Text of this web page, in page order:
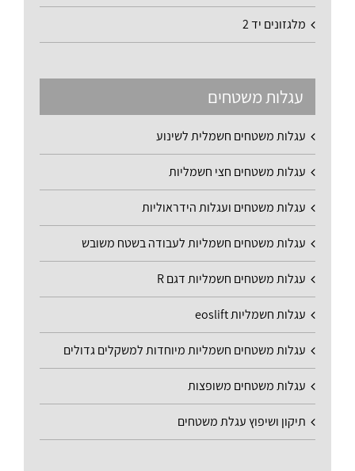
מלגזונים יד 2
עגלות משטחים
עגלות משטחים חשמלית לשינוע
עגלות משטחים חצי חשמליות
עגלות משטחים ועגלות הידראוליות
עגלות משטחים חשמליות לעבודה בשטח משובש
עגלות משטחים חשמליות דגם R
עגלות חשמליות eoslift
עגלות משטחים חשמליות מיוחדות למשקלים גדולים
עגלות משטחים משופצות
תיקון ושיפוץ עגלת משטחים